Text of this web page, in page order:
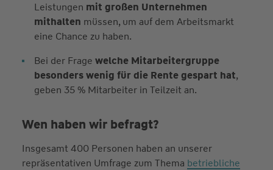
Leistungen mit großen Unternehmen
mithalten müssen, um auf dem Arbeitsmarkt
eine Chance zu haben.
Bei der Frage welche Mitarbeitergruppe
besonders wenig für die Rente gespart hat,
geben 35 % Mitarbeiter in Teilzeit an.
Wen haben wir befragt?
Insgesamt 400 Personen haben an unserer
repräsentativen Umfrage zum Thema betriebliche